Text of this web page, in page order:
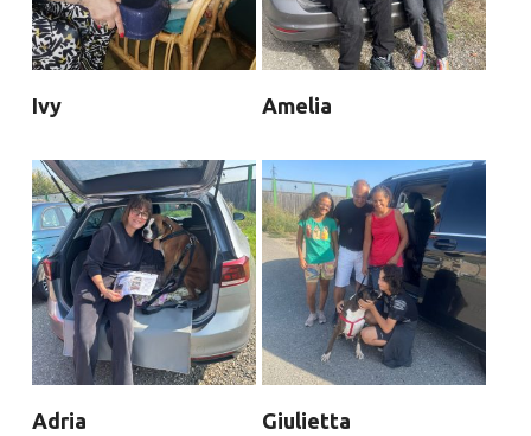
Ivy Amelia
Adria Giulietta